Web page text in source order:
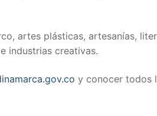
artes plásticas, artesanías,
industrias creativas.
y conocer todos